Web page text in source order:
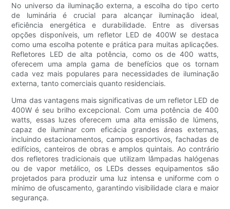
No universo da iluminação externa, a escolha do tipo certo
de luminária é crucial para alcançar iluminação ideal,
eficiência energética e durabilidade. Entre as diversas
opções disponíveis, um refletor LED de 400W se destaca
como uma escolha potente e prática para muitas aplicações.
Refletores LED de alta potência, como os de 400 watts,
oferecem uma ampla gama de benefícios que os tornam
cada vez mais populares para necessidades de iluminação
externa, tanto comerciais quanto residenciais.
Uma das vantagens mais significativas de um refletor LED de
400W é seu brilho excepcional. Com uma potência de 400
watts, essas luzes oferecem uma alta emissão de lúmens,
capaz de iluminar com eficácia grandes áreas externas,
incluindo estacionamentos, campos esportivos, fachadas de
edifícios, canteiros de obras e amplos quintais. Ao contrário
dos refletores tradicionais que utilizam lâmpadas halógenas
ou de vapor metálico, os LEDs desses equipamentos são
projetados para produzir uma luz intensa e uniforme com o
mínimo de ofuscamento, garantindo visibilidade clara e maior
segurança.